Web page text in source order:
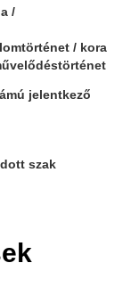
/
/ kora
jelentkező
szak